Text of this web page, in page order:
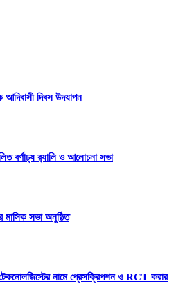
আদিবাসী দিবস উদযাপন
বর্ণাঢ্য র‍্যালি ও আলোচনা সভা
সভা অনুষ্ঠিত
টেকনোলজিস্টের নামে প্রেসক্রিপশন ও RCT করার